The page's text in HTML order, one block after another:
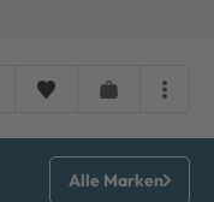
Alle Marken